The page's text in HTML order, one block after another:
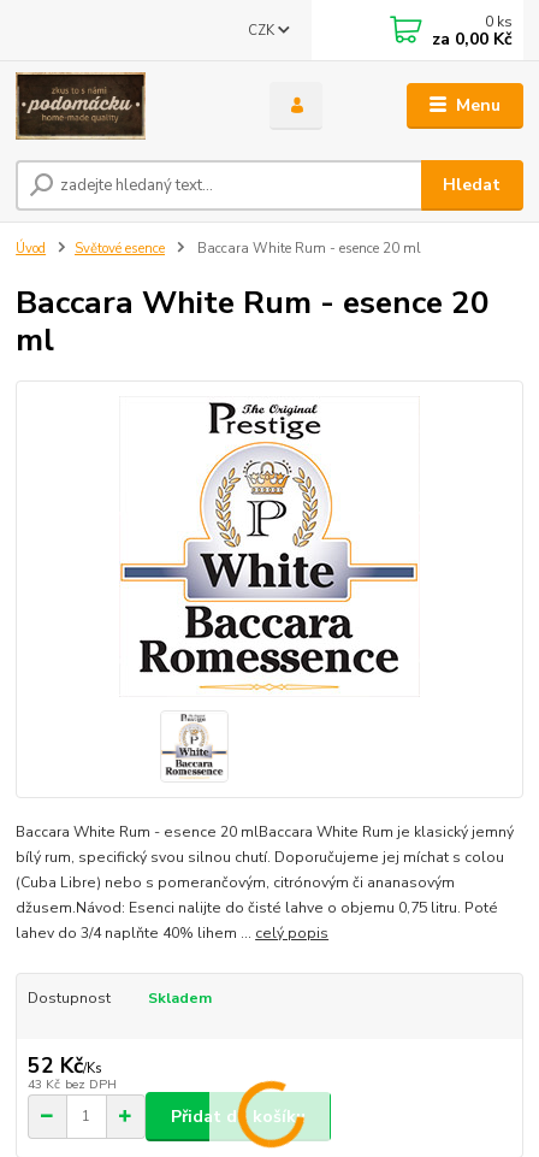
Menu
CZK
Hledat
0 ks
za 0,00 Kč
Úvod Světové esence Baccara White Rum - esence 20 ml
Baccara White Rum - esence 20
ml
Baccara White Rum - esence 20 mlBaccara White Rum je klasický jemný
bílý rum, specifický svou silnou chutí. Doporučujeme jej míchat s colou
(Cuba Libre) nebo s pomerančovým, citrónovým či ananasovým
džusem.Návod: Esenci nalijte do čisté lahve o objemu 0,75 litru. Poté
lahev do 3/4 naplňte 40% lihem ... celý popis
Dostupnost Skladem
52 Kč/Ks
43 Kč bez DPH
Přidat do košíku